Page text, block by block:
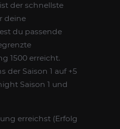
der schnellste
deine
du passende
1500 erreicht.
der Saison 1 auf +5
Saison 1 und
erreichst (Erfolg